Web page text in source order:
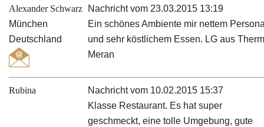
Alexander Schwarz
München
Deutschland
Nachricht vom 23.03.2015 13:19
Ein schönes Ambiente mir nettem
und sehr köstlichem Essen. LG aus
Meran
Rubina
Nachricht vom 10.02.2015 15:37
Klasse Restaurant. Es hat super
geschmeckt, eine tolle Umgebung, gute